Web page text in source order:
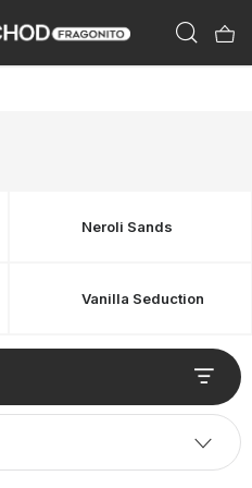
Neroli Sands
Vanilla Seduction